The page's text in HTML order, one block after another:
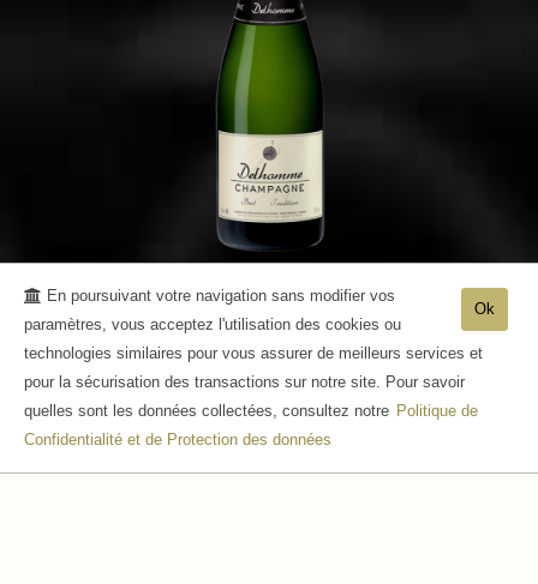
Champagne Tradition
Ok
En poursuivant votre navigation sans modifier vos
paramètres, vous acceptez l'utilisation des cookies ou
technologies similaires pour vous assurer de meilleurs services et
pour la sécurisation des transactions sur notre site. Pour savoir
quelles sont les données collectées, consultez notre Politique de
Confidentialité et de Protection des données